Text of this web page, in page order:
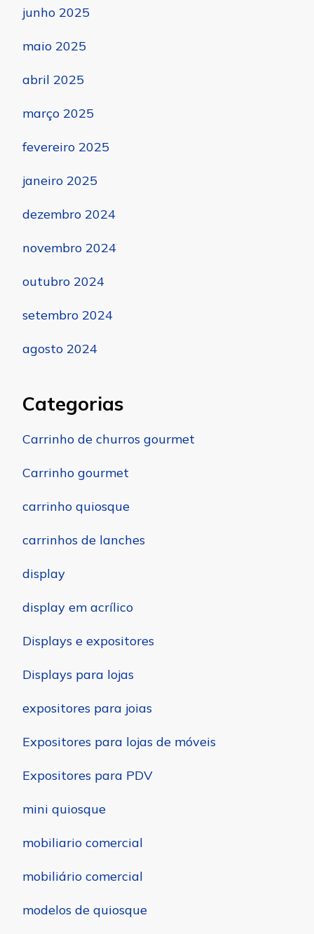
junho 2025
maio 2025
abril 2025
março 2025
fevereiro 2025
janeiro 2025
dezembro 2024
novembro 2024
outubro 2024
setembro 2024
agosto 2024
Categorias
Carrinho de churros gourmet
Carrinho gourmet
carrinho quiosque
carrinhos de lanches
display
display em acrílico
Displays e expositores
Displays para lojas
expositores para joias
Expositores para lojas de móveis
Expositores para PDV
mini quiosque
mobiliario comercial
mobiliário comercial
modelos de quiosque